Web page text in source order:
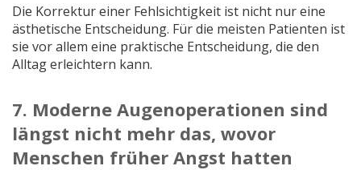
Die Korrektur einer Fehlsichtigkeit ist nicht nur eine
ästhetische Entscheidung. Für die meisten Patienten ist
sie vor allem eine praktische Entscheidung, die den
Alltag erleichtern kann.
7. Moderne Augenoperationen sind
längst nicht mehr das, wovor
Menschen früher Angst hatten